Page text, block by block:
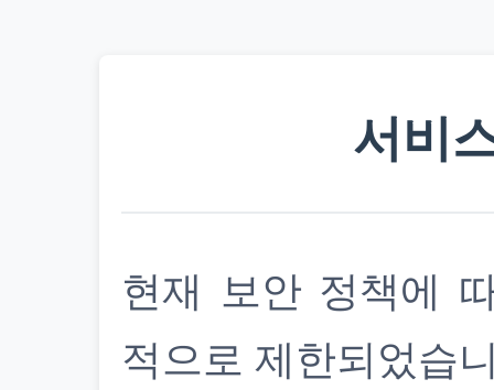
서비
현재 보안 정책에
적으로 제한되었습